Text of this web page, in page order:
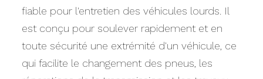
fiable pour l'entretien des véhicules lourds. Il
est conçu pour soulever rapidement et en
toute sécurité une extrémité d'un véhicule, ce
qui facilite le changement des pneus, les